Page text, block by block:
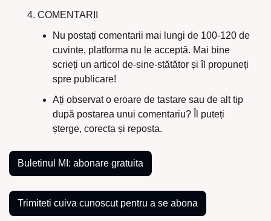
COMENTARII
Nu postați comentarii mai lungi de 100-120 de
cuvinte, platforma nu le acceptă. Mai bine
scrieți un articol de-sine-stătător și îl propuneți
spre publicare!
Ați observat o eroare de tastare sau de alt tip
după postarea unui comentariu? Îl puteți
șterge, corecta și reposta.
Buletinul MI: abonare gratuita
Trimiteti cuiva cunoscut pentru a se abona